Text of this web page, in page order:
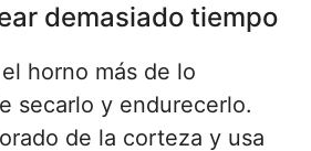
demasiado tiempo
horno más de lo
secarlo y endurecerlo.
de la corteza y usa